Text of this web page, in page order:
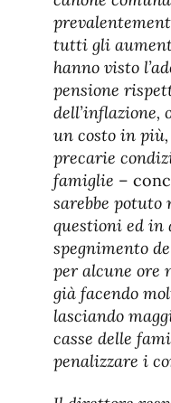
tutti gli
hanno visto
pensione
dell’inflazione,
un costo in
precarie
famiglie –
sarebbe
questioni ed in
spegnimento
per alcune ore
già facendo
lasciando
casse delle
penalizzare i